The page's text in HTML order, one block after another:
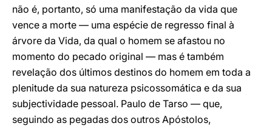
não é, portanto, só uma manifestação da vida que
vence a morte — uma espécie de regresso final à
árvore da Vida, da qual o homem se afastou no
momento do pecado original — mas é também
revelação dos últimos destinos do homem em toda a
plenitude da sua natureza psicossomática e da sua
subjectividade pessoal. Paulo de Tarso — que,
seguindo as pegadas dos outros Apóstolos,